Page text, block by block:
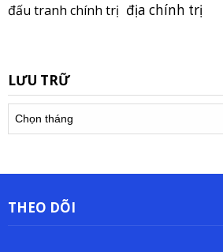
đấu tranh chính trị địa chính trị
LƯU TRỮ
Lưu
THEO DÕI